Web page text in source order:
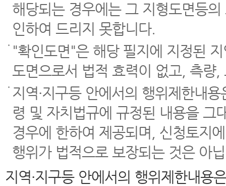
해당되는 경우에는 그 지형도면등
인하여 드리지 못합니다.
"확인도면"은 해당 필지에 지정된
도면으로서 법적 효력이 없고, 측량
지역·지구등 안에서의 행위제한내
령 및 자치법규에 규정된 내용을 그
경우에 한하여 제공되며, 신청토지
행위가 법적으로 보장되는 것은 아
지역·지구등 안에서의 행위제한내용